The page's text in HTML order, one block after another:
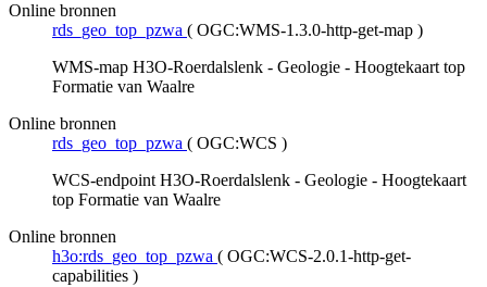
Online bronnen
rds_geo_top_pzwa ( OGC:WMS-1.3.0-http-get-map )
WMS-map H3O-Roerdalslenk - Geologie - Hoogtekaart top
Formatie van Waalre
Online bronnen
rds_geo_top_pzwa ( OGC:WCS )
WCS-endpoint H3O-Roerdalslenk - Geologie - Hoogtekaart
top Formatie van Waalre
Online bronnen
h3o:rds_geo_top_pzwa ( OGC:WCS-2.0.1-http-get-
capabilities )